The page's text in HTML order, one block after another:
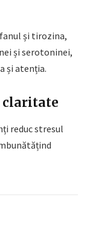
și tirozina,
și serotoninei,
și atenția.
reduc stresul